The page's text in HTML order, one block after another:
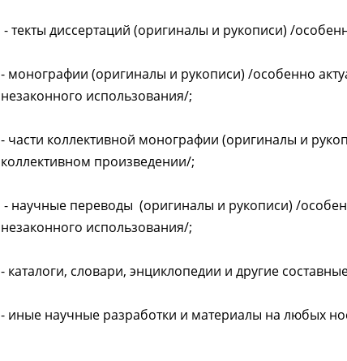
- текты диссертаций (оригиналы и рукописи) /
- монографии (оригиналы и рукописи) /особенно
незаконного использования/;
- части коллективной монографии (оригиналы и
коллективном произведении/;
- научные переводы (оригиналы и рукописи) /
незаконного использования/;
- каталоги, словари, энциклопедии и другие
- иные научные разработки и материалы на любых